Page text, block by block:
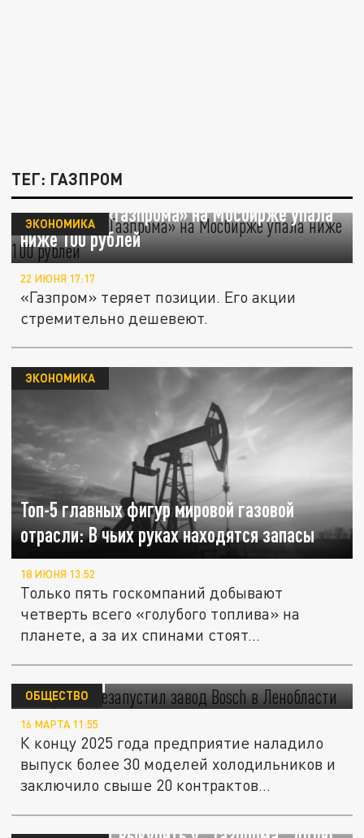
ТЕГ: ГАЗПРОМ
Цена акций «Газпрома» на Мосбирже упала
ниже 100 рублей
ЭКОНОМИКА
22 ИЮНЯ 17:17
«Газпром» теряет позиции. Его акции
стремительно дешевеют.
Топ-5 главных фигур мировой газовой
отрасли: В чьих руках находятся запасы
ЭКОНОМИКА
18 ИЮНЯ 13:52
Только пять госкомпаний добывают
четверть всего «голубого топлива» на
планете, а за их спинами стоят...
"Газпром" перезапустил завод Bosch в
Ленобласти
ОБЩЕСТВО
16 МАРТА 11:55
К концу 2025 года предприятие наладило
выпуск более 30 моделей холодильников и
заключило свыше 20 контрактов...